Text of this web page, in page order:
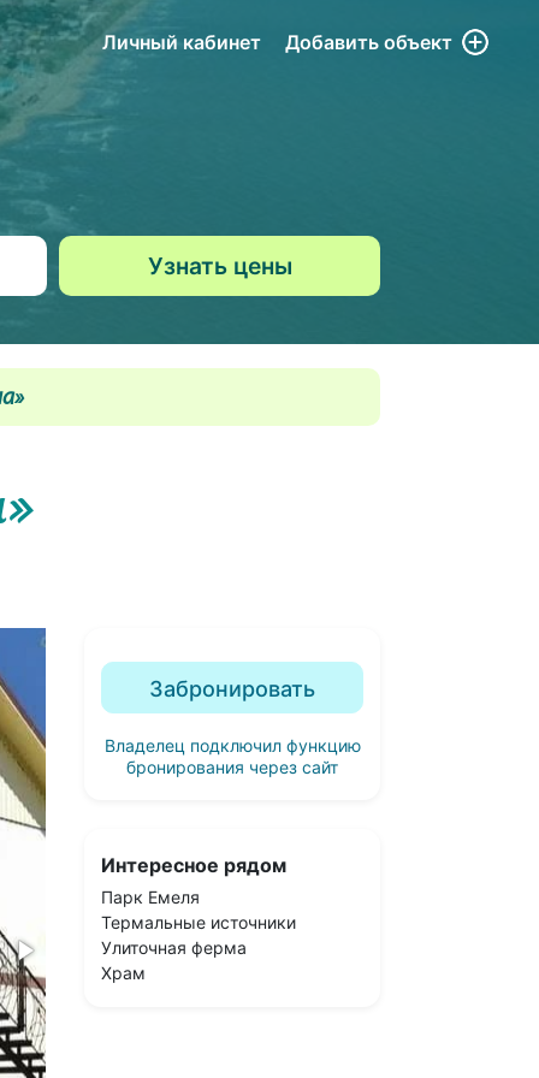
Личный кабинет Добавить объект
Забронировать
Владелец подключил функцию
бронирования через сайт
Интересное рядом
Парк Емеля
Термальные источники
Улиточная ферма
Храм